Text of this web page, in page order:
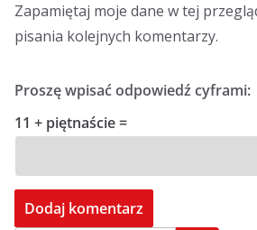
Zapamiętaj moje dane w tej
pisania kolejnych komentarzy.
Proszę wpisać odpowiedź cyframi:
11 + piętnaście =